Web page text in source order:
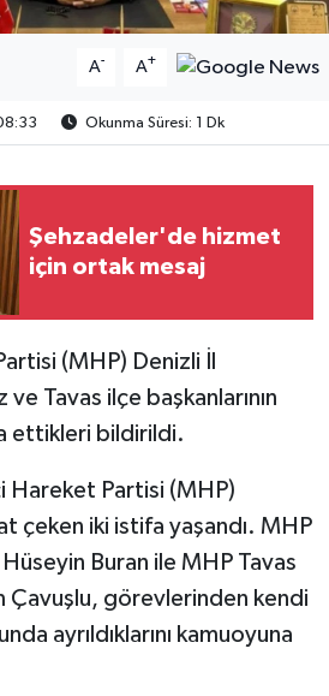
A- A+
Okunma Süresi: 1 Dk
Şehzadeler'de hizmet
için ortak mesaj
(MHP) Denizli İl
Tavas ilçe başkanlarının
ettikleri bildirildi.
Hareket Partisi (MHP)
çeken iki istifa yaşandı. MHP
Hüseyin Buran ile MHP Tavas
Çavuşlu, görevlerinden kendi
ayrıldıklarını kamuoyuna